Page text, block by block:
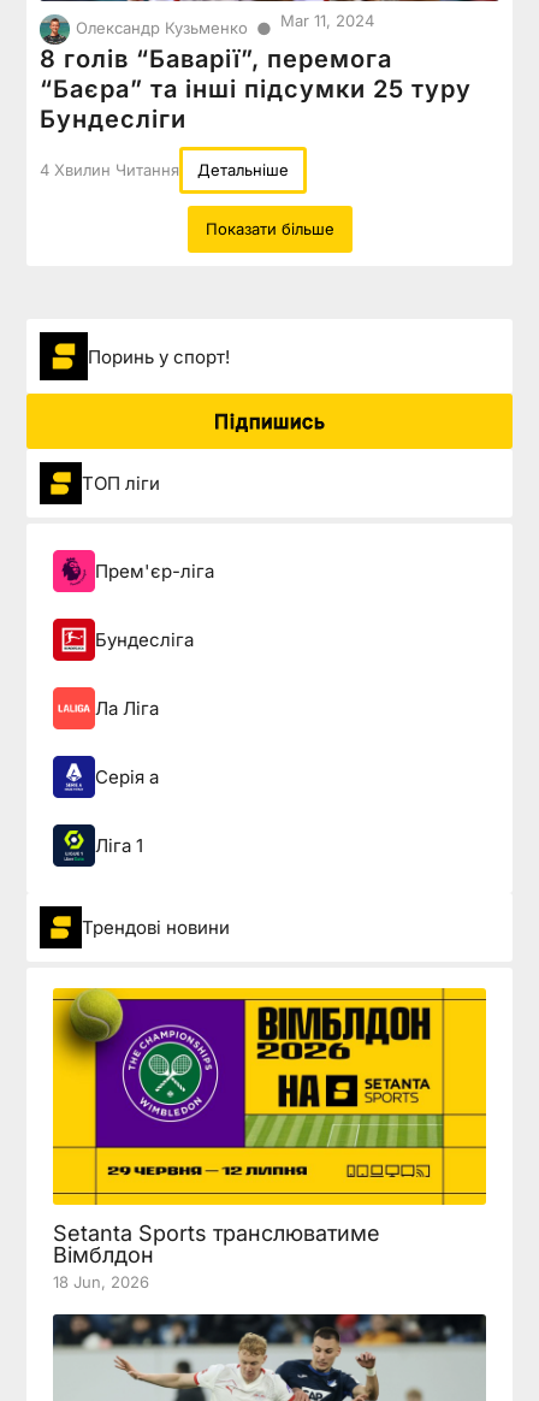
Олександр Кузьменко ● Mar 11, 2024
8 голів “Баварії”, перемога
“Баєра” та інші підсумки 25 туру
Бундесліги
4 Хвилин Читання Детальніше
Показати більше
Поринь у спорт!
Підпишись
ТОП ліги
Прем'єр-ліга
Бундесліга
Ла Ліга
Серія а
Ліга 1
Трендові новини
Setanta Sports транслюватиме
Вімблдон
18 Jun, 2026